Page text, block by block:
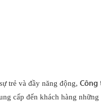
trẻ và đầy năng động, Công
cấp đến khách hàng